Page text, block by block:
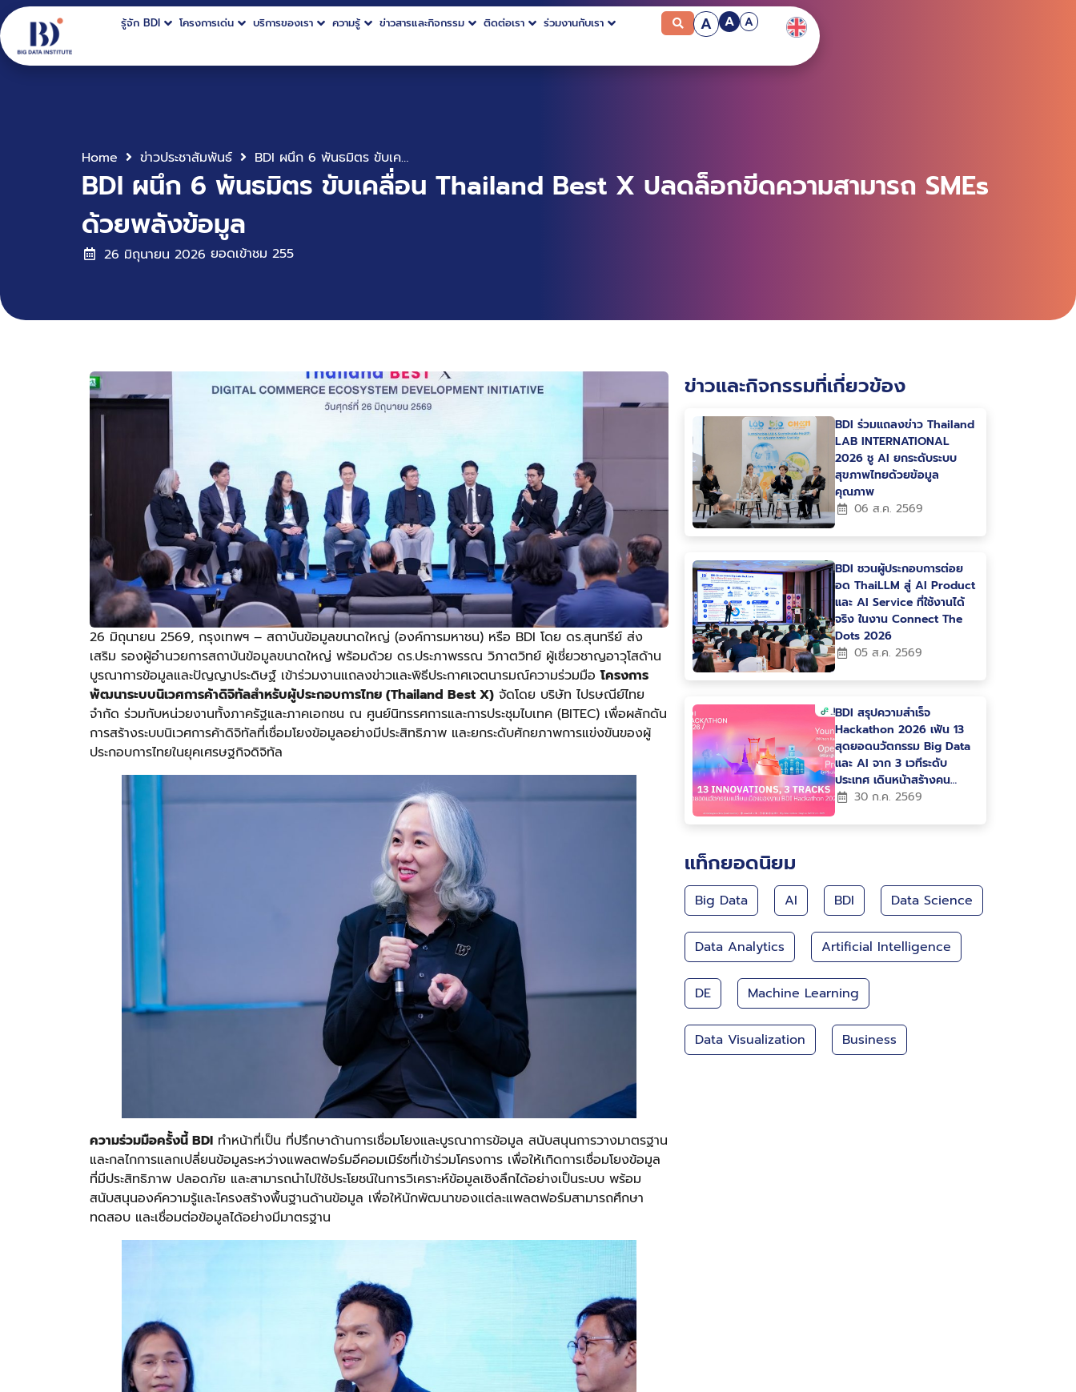
รู้จัก BDI โครงการเด่น บริการของเรา ความรู้ ข่าวสารและกิจกรรม ติดต่อเรา ร่วมงานกับเรา A A A
Home ข่าวประชาสัมพันธ์ BDI ผนึก 6 พันธมิตร ขับเคลื่อน Thailand Best X ปลดล็อกขีดความสามารถ SMEs ด้วยพลังข้อมูล
BDI ผนึก 6 พันธมิตร ขับเคลื่อน Thailand Best X ปลดล็อกขีดความสามารถ SMEs
ด้วยพลังข้อมูล
26 มิถุนายน 2026 ยอดเข้าชม 255
26 มิถุนายน 2569, กรุงเทพฯ – สถาบันข้อมูลขนาดใหญ่ (องค์การมหาชน) หรือ BDI โดย ดร.สุนทรีย์ ส่ง
เสริม รองผู้อำนวยการสถาบันข้อมูลขนาดใหญ่ พร้อมด้วย ดร.ประภาพรรณ วิภาตวิทย์ ผู้เชี่ยวชาญอาวุโสด้าน
บูรณาการข้อมูลและปัญญาประดิษฐ์ เข้าร่วมงานแถลงข่าวและพิธีประกาศเจตนารมณ์ความร่วมมือโครงการ
พัฒนาระบบนิเวศการค้าดิจิทัลสำหรับผู้ประกอบการไทย (Thailand Best X) จัดโดย บริษัท ไปรษณีย์ไทย
จำกัด ร่วมกับหน่วยงานทั้งภาครัฐและภาคเอกชน ณ ศูนย์นิทรรศการและการประชุมไบเทค (BITEC) เพื่อผลักดัน
การสร้างระบบนิเวศการค้าดิจิทัลที่เชื่อมโยงข้อมูลอย่างมีประสิทธิภาพ และยกระดับศักยภาพการแข่งขันของผู้
ประกอบการไทยในยุคเศรษฐกิจดิจิทัล
ความร่วมมือครั้งนี้ BDI ทำหน้าที่เป็น ที่ปรึกษาด้านการเชื่อมโยงและบูรณาการข้อมูล สนับสนุนการวางมาตรฐาน
และกลไกการแลกเปลี่ยนข้อมูลระหว่างแพลตฟอร์มอีคอมเมิร์ซที่เข้าร่วมโครงการ เพื่อให้เกิดการเชื่อมโยงข้อมูล
ที่มีประสิทธิภาพ ปลอดภัย และสามารถนำไปใช้ประโยชน์ในการวิเคราะห์ข้อมูลเชิงลึกได้อย่างเป็นระบบ พร้อม
สนับสนุนองค์ความรู้และโครงสร้างพื้นฐานด้านข้อมูล เพื่อให้นักพัฒนาของแต่ละแพลตฟอร์มสามารถศึกษา
ทดสอบ และเชื่อมต่อข้อมูลได้อย่างมีมาตรฐาน
ข่าวและกิจกรรมที่เกี่ยวข้อง
BDI ร่วมแถลงข่าว Thailand
LAB INTERNATIONAL
2026 ชู AI ยกระดับระบบ
สุขภาพไทยด้วยข้อมูล
คุณภาพ
06 ส.ค. 2569
BDI ชวนผู้ประกอบการต่อย
อด ThaiLLM สู่ AI Product
และ AI Service ที่ใช้งานได้
จริง ในงาน Connect The
Dots 2026
05 ส.ค. 2569
BDI สรุปความสำเร็จ
Hackathon 2026 เฟ้น 13
สุดยอดนวัตกรรม Big Data
และ AI จาก 3 เวทีระดับ
ประเทศ เดินหน้าสร้างคน
สร้างนวัตกรรม ขับเคลื่อน
30 ก.ค. 2569
แท็กยอดนิยม
Big Data AI BDI Data Science
Data Analytics Artificial Intelligence
DE Machine Learning
Data Visualization Business